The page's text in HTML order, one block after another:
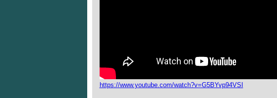
https://www.youtube.com/watch?v=G5BYvp94VSI